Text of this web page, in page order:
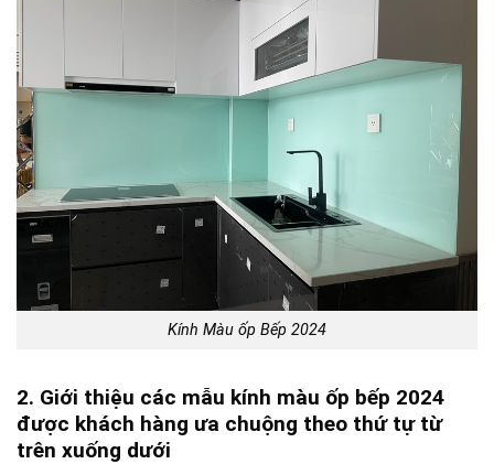
Kính Màu ốp Bếp 2024
2. Giới thiệu các mẫu kính màu ốp bếp 2024
được khách hàng ưa chuộng theo thứ tự từ
trên xuống dưới